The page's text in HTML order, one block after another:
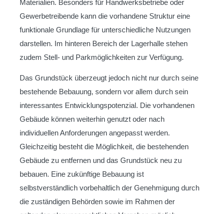
Materialien. Besonders für Handwerksbetriebe oder
Gewerbetreibende kann die vorhandene Struktur eine
funktionale Grundlage für unterschiedliche Nutzungen
darstellen. Im hinteren Bereich der Lagerhalle stehen
zudem Stell- und Parkmöglichkeiten zur Verfügung.
Das Grundstück überzeugt jedoch nicht nur durch seine
bestehende Bebauung, sondern vor allem durch sein
interessantes Entwicklungspotenzial. Die vorhandenen
Gebäude können weiterhin genutzt oder nach
individuellen Anforderungen angepasst werden.
Gleichzeitig besteht die Möglichkeit, die bestehenden
Gebäude zu entfernen und das Grundstück neu zu
bebauen. Eine zukünftige Bebauung ist
selbstverständlich vorbehaltlich der Genehmigung durch
die zuständigen Behörden sowie im Rahmen der